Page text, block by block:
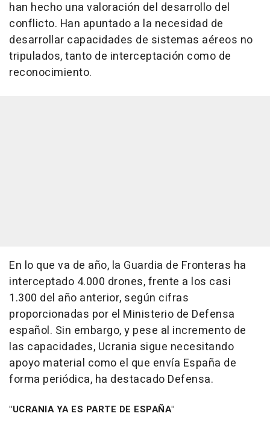
han hecho una valoración del desarrollo del
conflicto. Han apuntado a la necesidad de
desarrollar capacidades de sistemas aéreos no
tripulados, tanto de interceptación como de
reconocimiento.
En lo que va de año, la Guardia de Fronteras ha
interceptado 4.000 drones, frente a los casi
1.300 del año anterior, según cifras
proporcionadas por el Ministerio de Defensa
español. Sin embargo, y pese al incremento de
las capacidades, Ucrania sigue necesitando
apoyo material como el que envía España de
forma periódica, ha destacado Defensa.
"UCRANIA YA ES PARTE DE ESPAÑA"